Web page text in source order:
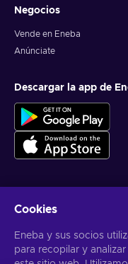
Negocios
Vende en Eneba
Anúnciate
Descargar la app de
Obtén ofertas
Cookies
Eneba y sus socios
para recopilar y